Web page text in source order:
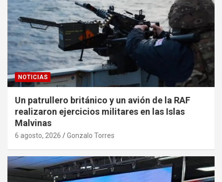
NOTICIAS
Un patrullero británico y un avión de la RAF
realizaron ejercicios militares en las Islas
Malvinas
6 agosto, 2026 Gonzalo Torres